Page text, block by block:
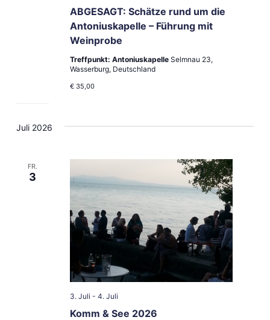
ABGESAGT: Schätze rund um die
Antoniuskapelle – Führung mit
Weinprobe
Treffpunkt: Antoniuskapelle Selmnau 23,
Wasserburg, Deutschland
€ 35,00
Juli 2026
FR.
3
Komm & See 2026
3. Juli - 4. Juli